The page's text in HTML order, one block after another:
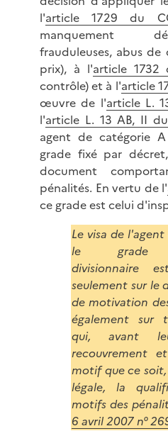
l'article 1729 du
manquement
frauduleuses, abus
prix), à l'article 1732
contrôle) et à l'article
œuvre de l'article L.
l'article L. 13 AB, II du
agent de catégorie
grade fixé par
document
pénalités. En vertu de l'
ce grade est celui
Le visa de
le grade
divisionnaire
seulement sur le
de motivation
également sur
qui, avant
recouvrement
motif que ce
légale, la
motifs des
6 avril 2007 n°